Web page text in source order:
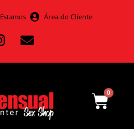
Área do Cliente
0